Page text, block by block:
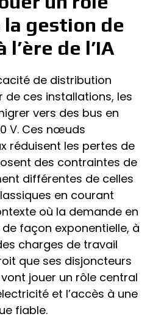
gestion de
de l’IA
de distribution
de ces installations, les
vers des bus en
V. Ces nœuds
réduisent les pertes de
des contraintes de
différentes de celles
en courant
où la demande en
façon exponentielle, à
charges de travail
que ses disjoncteurs
jouer un rôle central
et l’accès à une
fiable.